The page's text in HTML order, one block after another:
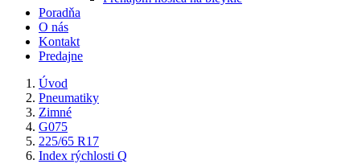
Poradňa
O nás
Kontakt
Predajne
Úvod
Pneumatiky
Zimné
G075
225/65 R17
Index rýchlosti Q